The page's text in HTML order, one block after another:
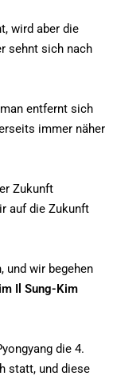
wird aber die
sehnt sich nach
entfernt sich
immer näher
Zukunft
auf die Zukunft
und wir begehen
Il Sung-Kim
die 4.
statt, und diese